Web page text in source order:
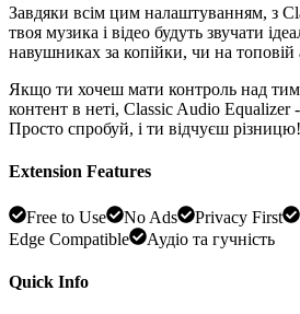
Завдяки всім цим налаштуванням, з
твоя музика і відео будуть звучати
навушниках за копійки, чи на топовій
Якщо ти хочеш мати контроль над тим,
контент в неті, Classic Audio Equalizer
Просто спробуй, і ти відчуєш різницю!
Extension Features
Free to Use No Ads Privacy First
Edge Compatible
Аудіо та гучність
Quick Info